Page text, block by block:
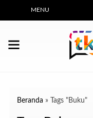
MENU
Beranda » Tags "Buku"